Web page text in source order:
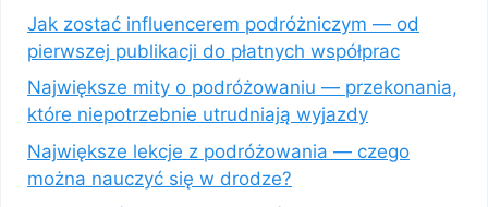
Jak zostać influencerem podróżniczym — od
pierwszej publikacji do płatnych współprac
Największe mity o podróżowaniu — przekonania,
które niepotrzebnie utrudniają wyjazdy
Największe lekcje z podróżowania — czego
można nauczyć się w drodze?